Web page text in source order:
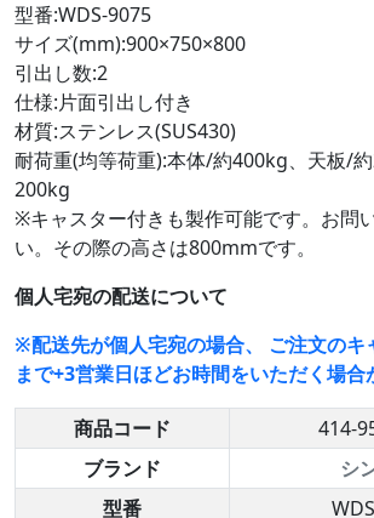
型番:WDS-9075
サイズ(mm):900×750×800
引出し数:2
仕様:片面引出し付き
材質:ステンレス(SUS430)
耐荷重(均等荷重):本体/約400kg、天板/
200kg
※キャスター付きも製作可能です。お問
い。その際の高さは800mmです。
個人宅宛の配送について
※配送先が個人宅宛の場合、 ご注文のキ
まで+3営業日ほどお時間をいただく場合
商品コード
414-
ブランド
シ
型番